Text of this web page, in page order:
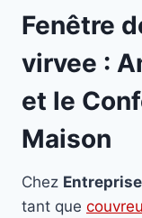
Fenêtre
virvee :
et le
Maison
Chez
tant que